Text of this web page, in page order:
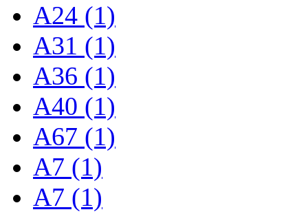
A24 (1)
A31 (1)
A36 (1)
A40 (1)
A67 (1)
A7 (1)
A7 (1)